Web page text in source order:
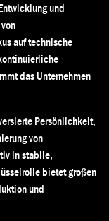
und
auf technische
das Unternehmen
Persönlichkeit,
von
in stabile,
bietet großen
und